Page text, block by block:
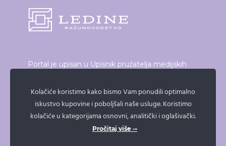
Portal je upisan u Upisnik pružatelja medijskih
proizvođača audiovizualnog i radijskog programa
koji vodi Vijeće za elektroničke medije.
Broj upisa: 21/19
Kolačiće koristimo kako bismo Vam ponudili optimalno
iskustvo kupovine i poboljšali naše usluge. Koristimo
kolačiće u kategorijama osnovni, analitički i oglašivački.
Pročitaj više